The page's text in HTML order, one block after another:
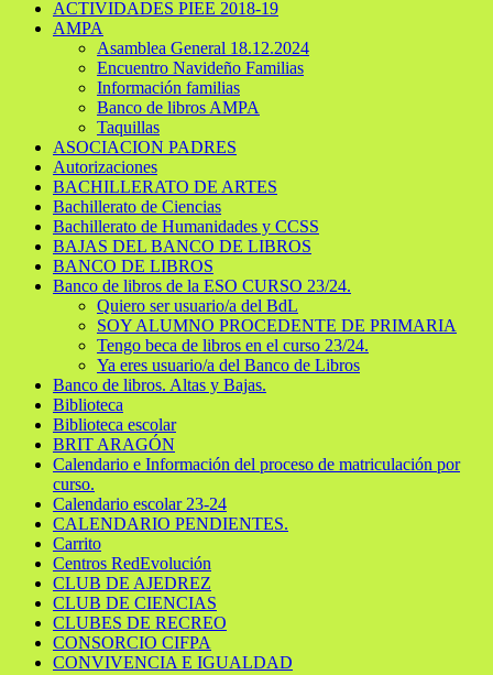
ACTIVIDADES PIEE 2018-19
AMPA
Asamblea General 18.12.2024
Encuentro Navideño Familias
Información familias
Banco de libros AMPA
Taquillas
ASOCIACION PADRES
Autorizaciones
BACHILLERATO DE ARTES
Bachillerato de Ciencias
Bachillerato de Humanidades y CCSS
BAJAS DEL BANCO DE LIBROS
BANCO DE LIBROS
Banco de libros de la ESO CURSO 23/24.
Quiero ser usuario/a del BdL
SOY ALUMNO PROCEDENTE DE PRIMARIA
Tengo beca de libros en el curso 23/24.
Ya eres usuario/a del Banco de Libros
Banco de libros. Altas y Bajas.
Biblioteca
Biblioteca escolar
BRIT ARAGÓN
Calendario e Información del proceso de matriculación por
curso.
Calendario escolar 23-24
CALENDARIO PENDIENTES.
Carrito
Centros RedEvolución
CLUB DE AJEDREZ
CLUB DE CIENCIAS
CLUBES DE RECREO
CONSORCIO CIFPA
CONVIVENCIA E IGUALDAD